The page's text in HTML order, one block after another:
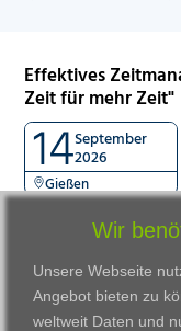
Effektives
Zeit für mehr Zeit"
14September
2026
Gießen
Wir
Unsere Webseite
Angebot bieten zu
weltweit Daten und